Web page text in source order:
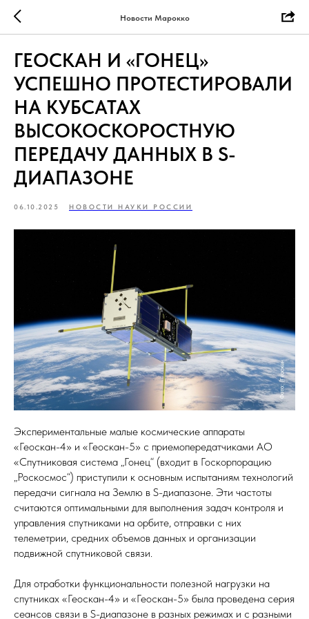
Новости Марокко
ГЕОСКАН И «ГОНЕЦ»
УСПЕШНО ПРОТЕСТИРОВАЛИ
НА КУБСАТАХ
ВЫСОКОСКОРОСТНУЮ
ПЕРЕДАЧУ ДАННЫХ В S-
ДИАПАЗОНЕ
06.10.2025 НОВОСТИ НАУКИ РОССИИ
Экспериментальные малые космические аппараты
«Геоскан-4» и «Геоскан-5» с приемопередатчиками АО
«Спутниковая система „Гонец“ (входит в Госкорпорацию
„Роскосмос“) приступили к основным испытаниям технологий
передачи сигнала на Землю в S-диапазоне. Эти частоты
считаются оптимальными для выполнения задач контроля и
управления спутниками на орбите, отправки с них
телеметрии, средних объемов данных и организации
подвижной спутниковой связи.
Для отработки функциональности полезной нагрузки на
спутниках «Геоскан-4» и «Геоскан-5» была проведена серия
сеансов связи в S-диапазоне в разных режимах и с разными